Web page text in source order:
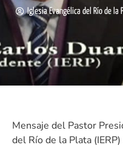
Iglesia Evangélica del Río de la
Mensaje del Pastor
del Río de la Plata